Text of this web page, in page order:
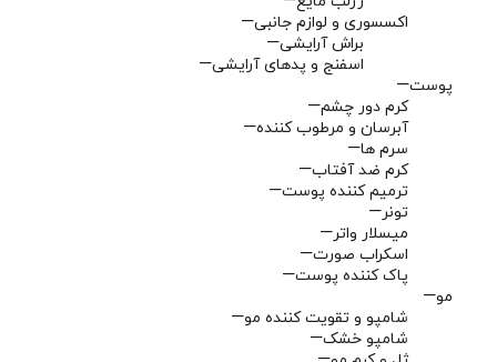
اکسسوری و لوازم جانبی
براش آرایشی
اسفنج و پدهای آرایشی
پوست
کرم دور چشم
آبرسان و مرطوب کننده
سرم ها
کرم ضد آفتاب
ترمیم کننده پوست
تونر
میسلار واتر
اسکراب صورت
پاک کننده پوست
مو
شامپو و تقویت کننده مو
شامپو خشک